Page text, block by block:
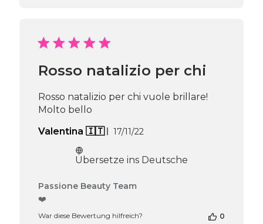
am
Apr
16
Rosso natalizio per chi
Rosso natalizio per chi vuole brillare!
Molto bello
Valentina 🇮🇹
Veröffentlichungsdatum
17/11/22
Übersetze ins Deutsche
Kommentare
Inhabers
Passione Beauty Team
❤️
War diese Bewertung hilfreich? 0